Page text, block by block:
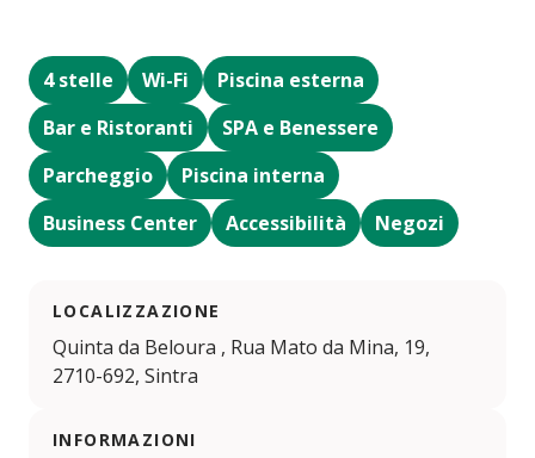
4 stelle Wi-Fi
Piscina esterna
Bar e Ristoranti
SPA e Benessere
Parcheggio
Piscina interna
Business Center
Accessibilità Negozi
LOCALIZZAZIONE
Quinta da Beloura , Rua Mato da Mina, 19,
2710-692, Sintra
INFORMAZIONI